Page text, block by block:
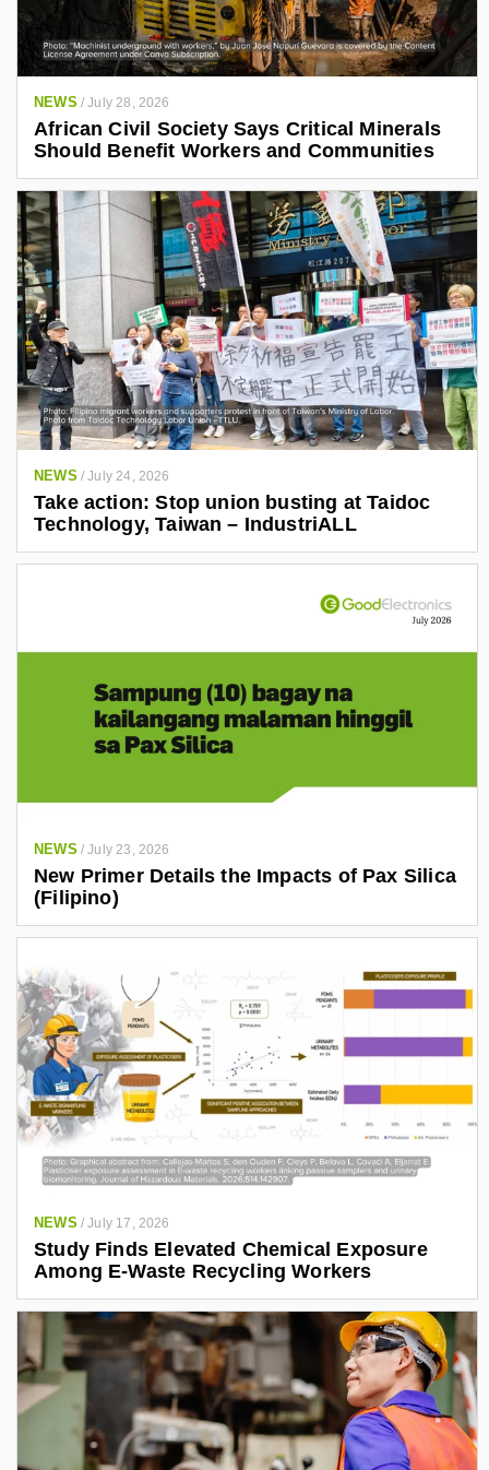
NEWS /July 28, 2026
African Civil Society Says Critical Minerals
Should Benefit Workers and Communities
NEWS /July 24, 2026
Take action: Stop union busting at Taidoc
Technology, Taiwan – IndustriALL
NEWS /July 23, 2026
New Primer Details the Impacts of Pax Silica
(Filipino)
NEWS /July 17, 2026
Study Finds Elevated Chemical Exposure
Among E-Waste Recycling Workers